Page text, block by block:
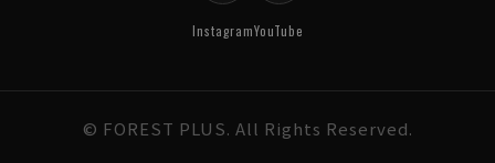
InstagramYouTube
© FOREST PLUS. All Rights Reserved.